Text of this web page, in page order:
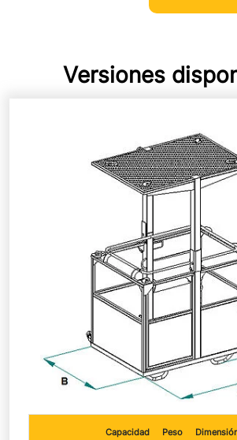
Versiones
Capacidad
Peso